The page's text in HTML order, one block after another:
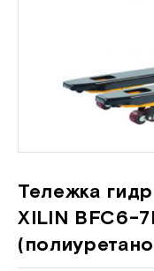
Тележка
XILIN BFC6-